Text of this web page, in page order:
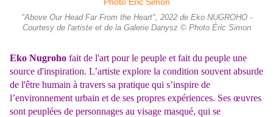
"Above Our Head Far From the Heart", 2022 de Eko NUGROHO -
Courtesy de l'artiste et de la Galerie Danysz © Photo Éric Simon
Eko Nugroho fait de l'art pour le peuple et fait du peuple une
source d'inspiration. L’artiste explore la condition souvent absurde
de l'être humain à travers sa pratique qui s’inspire de
l’environnement urbain et de ses propres expériences. Ses œuvres
sont peuplées de personnages au visage masqué, qui se